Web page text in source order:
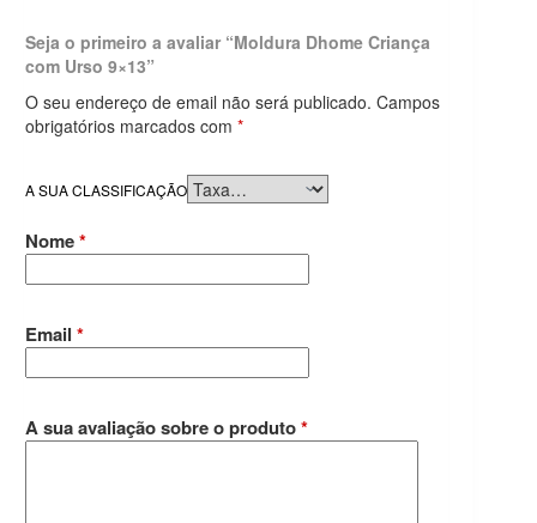
Seja o primeiro a avaliar “Moldura Dhome Criança
com Urso 9×13”
O seu endereço de email não será publicado. Campos
obrigatórios marcados com *
A SUA CLASSIFICAÇÃO
Nome*
Email *
A sua avaliação sobre o produto*